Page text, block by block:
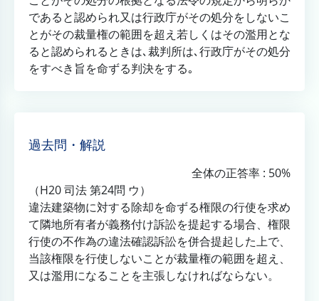
であると認められ又は行政庁がその処分をしないこ
とがその裁量権の範囲を超え若しくはその濫用とな
ると認められるときは､裁判所は､行政庁がその処分
をすべき旨を命ずる判決をする｡
過去問・解説
全体の正答率 : 50%
（H20 司法 第24問 ウ）
違法建築物に対する除却を命ずる権限の行使を求め
て隣地所有者が義務付け訴訟を提起する場合、権限
行使の不作為の違法確認訴訟を併合提起した上で、
当該権限を行使しないことが裁量権の範囲を超え、
又は濫用になることを主張しなければならない。